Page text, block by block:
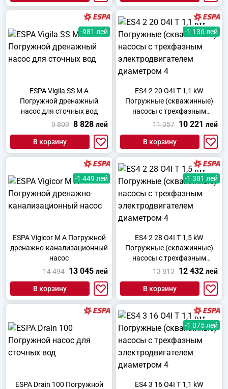
-981 лей
ESPA Vigila SS M A
Погружной дренажный
насос для сточных вод
9 809 8 828 лей
В корзину
-1 136 лей
ES4 2 20 O4I T 1,1 kW
Погружные (скважинные)
насосы с трехфазным
электродвигателем
11 357 10 221 лей
В корзину
-1 449 лей
ESPA Vigicor M A Погружной
дренажно-канализационный
насос
14 494 13 045 лей
В корзину
-1 381 лей
ES4 2 28 O4I T 1,5 kW
Погружные (скважинные)
насосы с трехфазным
электродвигателем
13 813 12 432 лей
В корзину
ESPA Drain 100 Погружной
-1 075 лей
ES4 3 16 O4I T 1,1 kW